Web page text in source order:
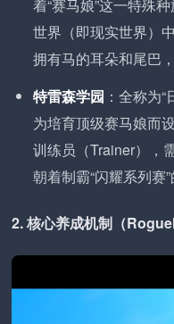
着“赛马娘”这一特殊
世界（即现实世界）
拥有马的耳朵和尾巴
特雷森学园 ：全称为
为培育顶级赛马娘而
训练员（Trainer），
朝着制霸“闪耀系列赛”
2. 核心养成机制（